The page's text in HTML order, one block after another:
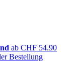
ab CHF 54.90
Bestellung